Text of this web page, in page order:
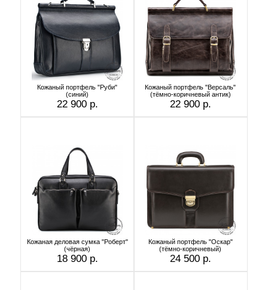
Кожаный портфель "Руби"
(синий)
22 900 р.
Кожаный портфель "Версаль"
(тёмно-коричневый антик)
22 900 р.
Кожаная деловая сумка "Роберт"
(чёрная)
18 900 р.
Кожаный портфель "Оскар"
(тёмно-коричневый)
24 500 р.